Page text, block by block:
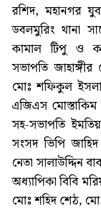
রশিদ, মহানগর
ডবলমুরিং থানা
কামাল টিপু ও
সভাপতি
মোঃ শফিকুল
এজিএস
সহ-সভাপতি
সংসদ ভিপি
নেতা সালাউদ্দিন
অধ্যাপিকা বিবি
মোঃ শহিদ শেঠ,